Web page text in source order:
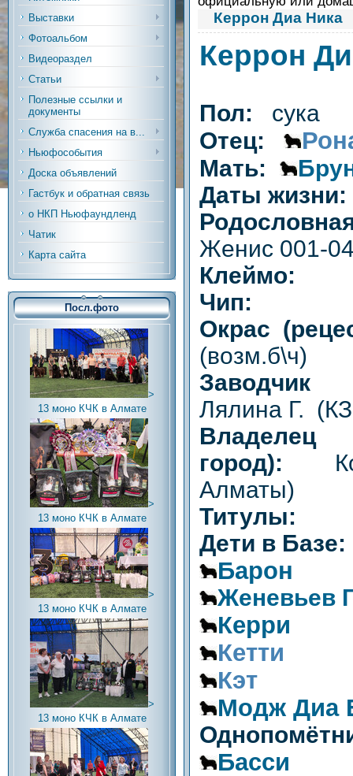
Выставки
Фотоальбом
Видеораздел
Статьи
Полезные ссылки и
документы
Служба спасения на в...
Ньюфособытия
Доска объявлений
Гастбук и обратная связь
о НКП Ньюфаундленд
Чатик
Карта сайта
Посл.фото
>
13 моно КЧК в Алмате
>
13 моно КЧК в Алмате
>
13 моно КЧК в Алмате
>
13 моно КЧК в Алмате
Керрон Диа Ника
Керрон
Пол: сука
Отец:
Мать:
Даты
Женис 001-
Клеймо:
Чип:
Окрас
(возм.б\ч)
Заводчик
Лялина Г.
город):
Алматы)
Титулы:
Дети в Базе:
Барон
Женевьев
Керри
Кетти
Кэт
Модж Диа
Басси